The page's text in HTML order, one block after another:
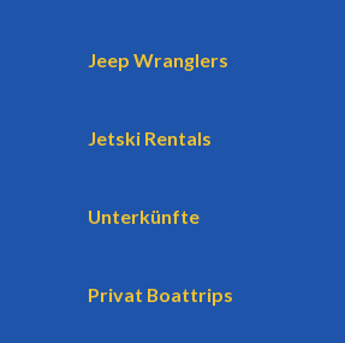
Jeep Wranglers
Jetski Rentals
Unterkünfte
Privat Boattrips